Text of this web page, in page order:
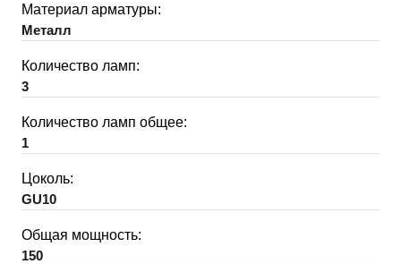
Материал арматуры:
Металл
Количество ламп:
3
Количество ламп общее:
1
Цоколь:
GU10
Общая мощность:
150